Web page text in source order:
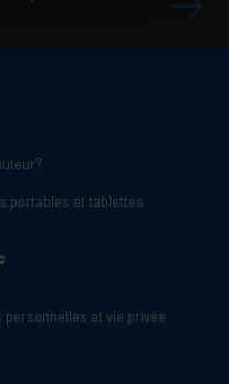
portables et tablettes
et vie privée